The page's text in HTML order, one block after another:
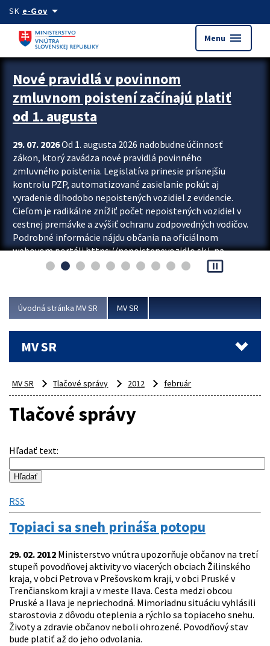
Preskocit na hlavný obsah
SK e-Govarrow_drop_down
Menu menu
Zastavit automatický posun upútavok
Nové pravidlá v povinnom
zmluvnom poistení začínajú platiť
od 1. augusta
29. 07. 2026Od 1. augusta 2026 nadobudne účinnosť
zákon, ktorý zavádza nové pravidlá povinného
zmluvného poistenia. Legislatíva prinesie prísnejšiu
kontrolu PZP, automatizované zasielanie pokút aj
vyradenie dlhodobo nepoistených vozidiel z evidencie.
Cieľom je radikálne znížiť počet nepoistených vozidiel v
cestnej premávke a zvýšiť ochranu zodpovedných vodičov.
Podrobné informácie nájdu občania na oficiálnom
webovom portáli https://nepoistenevozidlo.sk/, na
ktorom od augusta pribudne aj možnosť overiť si...
pause_presentation
Úvodná stránka MV SR MV SR
MV SR
MV SR Tlačové správy 2012 február
Tlačové správy
Hľadať text:
RSS
Topiaci sa sneh prináša potopu
29. 02. 2012 Ministerstvo vnútra upozorňuje občanov na tretí
stupeň povodňovej aktivity vo viacerých obciach Žilinského
kraja, v obci Petrova v Prešovskom kraji, v obci Pruské v
Trenčianskom kraji a v meste Ilava. Cesta medzi obcou
Pruské a Ilava je nepriechodná. Mimoriadnu situáciu vyhlásili
starostovia z dôvodu oteplenia a rýchlo sa topiaceho snehu.
Životy a zdravie občanov neboli ohrozené. Povodňový stav
bude platiť až do jeho odvolania.